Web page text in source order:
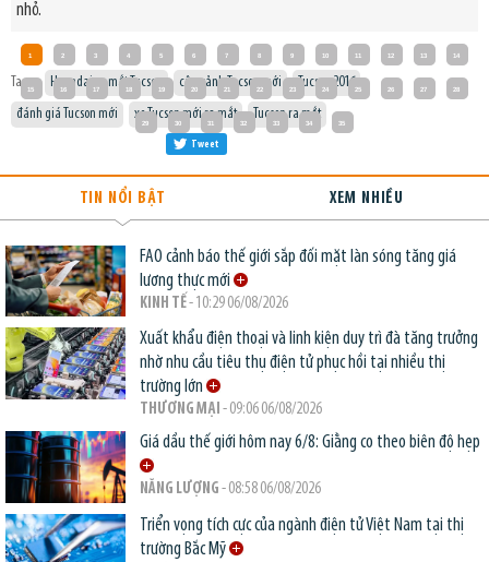
nhỏ.
1 2 3 4 5 6 7 8 9 10 11 12 13 14
15 16 17 18 19 20 21 22 23 24 25 26 27 28
29 30 31 32 33 34 35
Tags: Hyundai ra mắt Tucson cận cảnh Tucson mới
Tucson 2016
đánh giá Tucson mới
xe Tucson mới ra mắt Tucson ra mắt
Tweet
TIN NỔI BẬT XEM NHIỀU
FAO cảnh báo thế giới sắp đối mặt làn sóng tăng giá
lương thực mới
KINH TẾ- 10:29 06/08/2026
Xuất khẩu điện thoại và linh kiện duy trì đà tăng trưởng
nhờ nhu cầu tiêu thụ điện tử phục hồi tại nhiều thị
trường lớn
THƯƠNG MẠI - 09:06 06/08/2026
Giá dầu thế giới hôm nay 6/8: Giằng co theo biên độ hẹp
NĂNG LƯỢNG - 08:58 06/08/2026
Triển vọng tích cực của ngành điện tử Việt Nam tại thị
trường Bắc Mỹ